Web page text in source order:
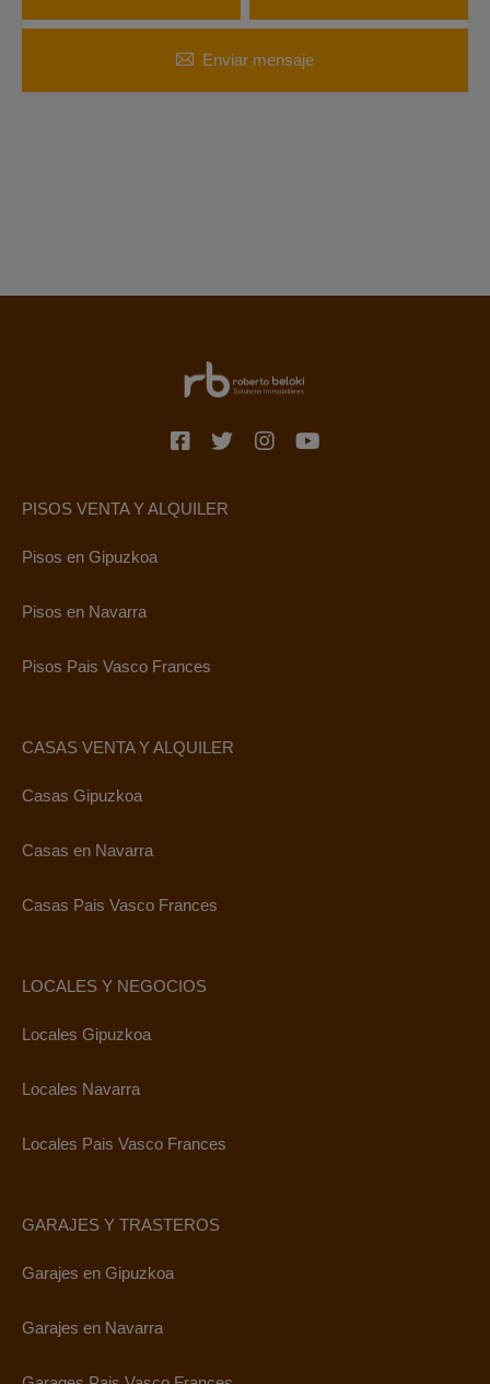
Enviar mensaje
PISOS VENTA Y ALQUILER
Pisos en Gipuzkoa
Pisos en Navarra
Pisos Pais Vasco Frances
CASAS VENTA Y ALQUILER
Casas Gipuzkoa
Casas en Navarra
Casas Pais Vasco Frances
LOCALES Y NEGOCIOS
Locales Gipuzkoa
Locales Navarra
Locales Pais Vasco Frances
GARAJES Y TRASTEROS
Garajes en Gipuzkoa
Garajes en Navarra